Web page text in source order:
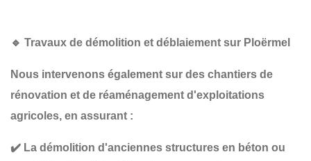
🔹 Travaux de démolition et déblaiement sur Ploërmel
Nous intervenons également sur des chantiers de
rénovation et de réaménagement d'exploitations
agricoles, en assurant :
✔️ La démolition d'anciennes structures en béton ou